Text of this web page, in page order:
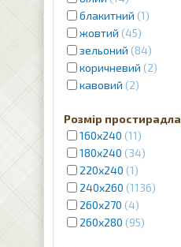
блакитний 1
жовтий 45
зельоний 84
коричневий 2
кавовий 2
кремовий 12
молочний 1
рожевий 2
фіолетовий
пудра 2
сріблястий
сірий 12
Розмір простирадла
160х240 11
180х240 34
220х240 1
240x260 1136
260x270 4
260x280 95